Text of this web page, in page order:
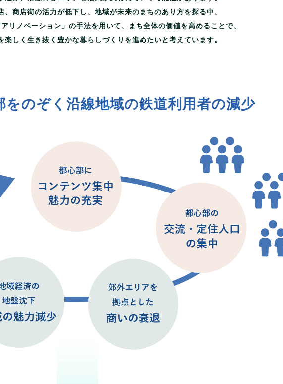
、商店街の活力が低下し、地域が未来のまちのあり方を探る中、
リノベーション」の手法を用いて、まち全体の価値を高めることで、
楽しく生き抜く豊かな暮らしづくりを進めたいと考えています。
をのぞく沿線地域の鉄道利用者の減少